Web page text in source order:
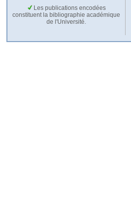
Les publications encodées
constituent la bibliographie académique
de l'Université.